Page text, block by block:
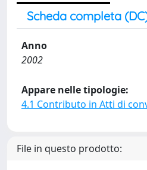
Scheda completa
Anno
2002
Appare nelle tipologie:
4.1 Contributo in Atti di
File in questo prodotto: